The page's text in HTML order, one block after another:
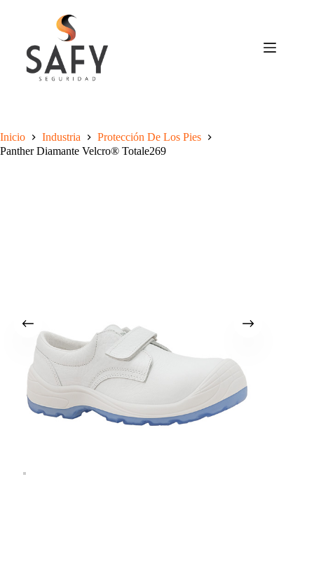
Inicio Industria
Protección De Los Pies
Panther Diamante Velcro® Totale269